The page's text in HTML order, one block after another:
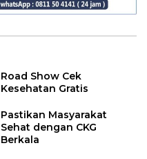
Road Show Cek
Kesehatan Gratis
Pastikan Masyarakat
Sehat dengan CKG
Berkala